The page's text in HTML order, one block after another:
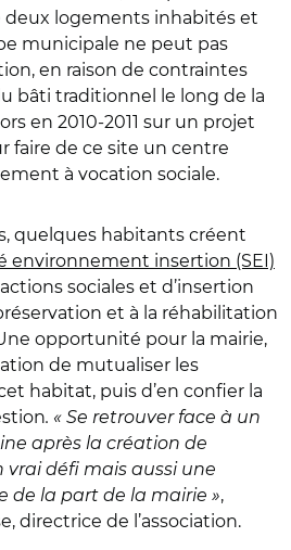
deux logements inhabités et
municipale ne peut pas
en raison de contraintes
bâti traditionnel le long de la
en 2010-2011 sur un projet
faire de ce site un centre
à vocation sociale.
quelques habitants créent
environnement insertion (SEI)
sociales et d’insertion
et à la réhabilitation
opportunité pour la mairie,
de mutualiser les
habitat, puis d’en confier la
. « Se retrouver face à un
après la création de
vrai défi mais aussi une
de la part de la mairie »,
directrice de l’association.